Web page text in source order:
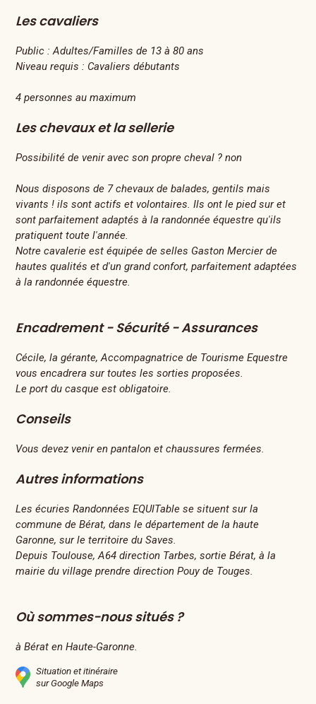
Les cavaliers
Public : Adultes/Familles de 13 à 80 ans
Niveau requis : Cavaliers débutants
4 personnes au maximum
Les chevaux et la sellerie
Possibilité de venir avec son propre cheval ? non
Nous disposons de 7 chevaux de balades, gentils mais
vivants ! ils sont actifs et volontaires. Ils ont le pied sur et
sont parfaitement adaptés à la randonnée équestre qu'ils
pratiquent toute l'année.
Notre cavalerie est équipée de selles Gaston Mercier de
hautes qualités et d'un grand confort, parfaitement adaptées
à la randonnée équestre.
Encadrement - Sécurité - Assurances
Cécile, la gérante, Accompagnatrice de Tourisme Equestre
vous encadrera sur toutes les sorties proposées.
Le port du casque est obligatoire.
Conseils
Vous devez venir en pantalon et chaussures fermées.
Autres informations
Les écuries Randonnées EQUITable se situent sur la
commune de Bérat, dans le département de la haute
Garonne, sur le territoire du Saves.
Depuis Toulouse, A64 direction Tarbes, sortie Bérat, à la
mairie du village prendre direction Pouy de Touges.
Où sommes-nous situés ?
à Bérat en Haute-Garonne.
Situation et itinéraire
sur Google Maps